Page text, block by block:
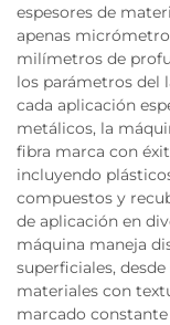
espesores de
apenas
milímetros de
los parámetros del
cada aplicación
metálicos, la
fibra marca con
incluyendo
compuestos y
de aplicación en
máquina maneja
superficiales,
materiales con
marcado